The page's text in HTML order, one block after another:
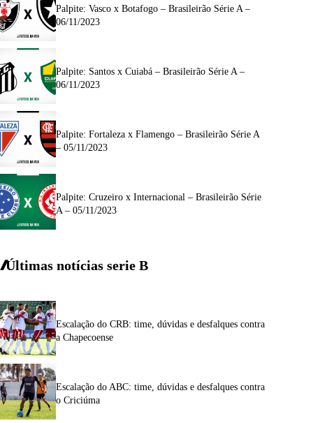
Palpite: Vasco x Botafogo – Brasileirão Série A –
06/11/2023
Palpite: Santos x Cuiabá – Brasileirão Série A –
06/11/2023
Palpite: Fortaleza x Flamengo – Brasileirão Série A
– 05/11/2023
Palpite: Cruzeiro x Internacional – Brasileirão Série
A – 05/11/2023
Últimas notícias serie B
Escalação do CRB: time, dúvidas e desfalques contra
a Chapecoense
Escalação do ABC: time, dúvidas e desfalques contra
o Criciúma